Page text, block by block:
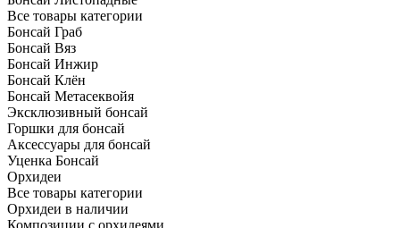
Все товары категории
Бонсай Граб
Бонсай Вяз
Бонсай Инжир
Бонсай Клён
Бонсай Метасеквойя
Эксклюзивный бонсай
Горшки для бонсай
Аксессуары для бонсай
Уценка Бонсай
Орхидеи
Все товары категории
Орхидеи в наличии
Композиции с орхидеями